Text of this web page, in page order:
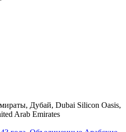
Дубай, Dubai Silicon Oasis,
Arab Emirates